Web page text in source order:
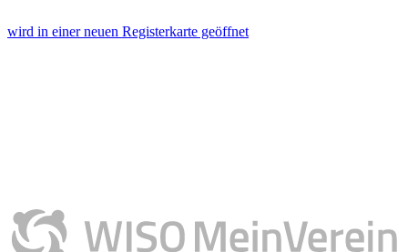
wird in einer neuen Registerkarte geöffnet